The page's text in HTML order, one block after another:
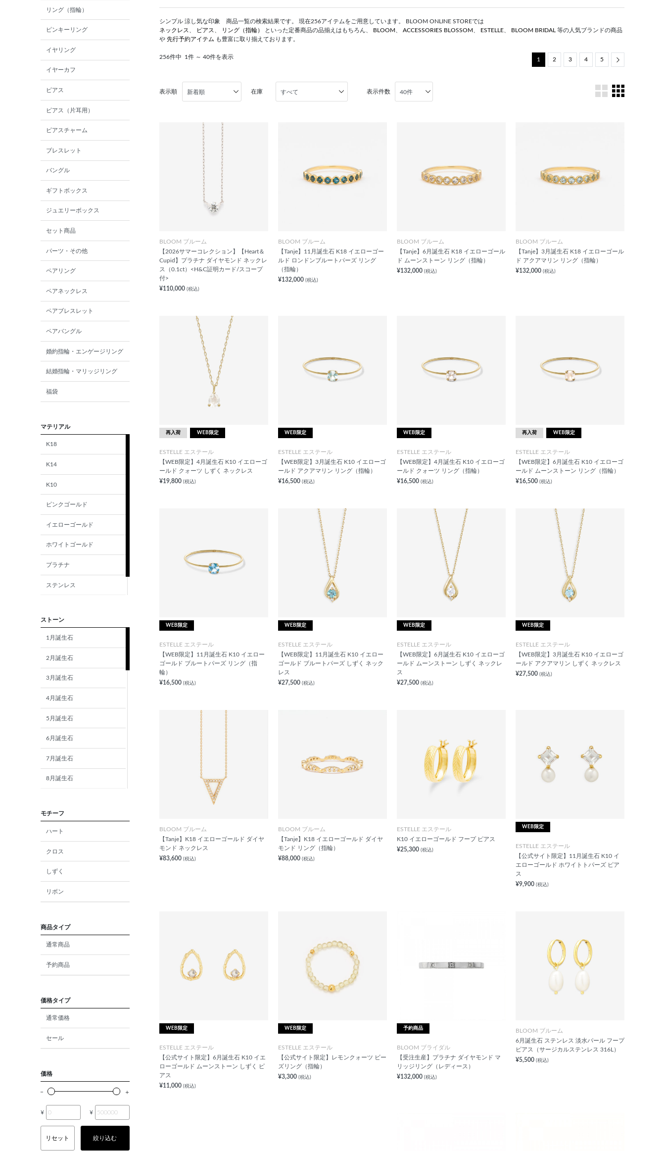
リング（指輪）
ピンキーリング
イヤリング
イヤーカフ
ピアス
ピアス（片耳用）
ピアスチャーム
ブレスレット
バングル
ギフトボックス
ジュエリーボックス
セット商品
パーツ・その他
ペアリング
ペアネックレス
ペアブレスレット
ペアバングル
婚約指輪・エンゲージリング
結婚指輪・マリッジリング
福袋
マテリアル
K18
K14
K10
ピンクゴールド
イエローゴールド
ホワイトゴールド
プラチナ
ステンレス
ストーン
1月誕生石
2月誕生石
3月誕生石
4月誕生石
5月誕生石
6月誕生石
7月誕生石
8月誕生石
エメラルド
パール
ムーンストーン
トルマリン
オパール
モチーフ
ハート
クロス
しずく
リボン
商品タイプ
通常商品
予約商品
価格タイプ
通常価格
セール
価格
¥ ¥
リセット 絞り込む
シンプル 涼し気な印象 商品一覧の検索結果です。 現在256アイテムをご用意しています。 BLOOM ONLINE STOREでは
ネックレス
ピアス リング（指輪） といった定番商品の品揃えはもちろん、 BLOOM ACCESSORIES BLOSSOM ESTELLE BLOOM BRIDAL 等の人気ブランドの商品
や 先行予約アイテム も豊富に取り揃えております。
256件中 1件 ～ 40件を表示 1 2 3 4 5
表示順 在庫 表示件数
BLOOM ブルーム
【2026サマーコレクション】【Heart＆
Cupid】プラチナ ダイヤモンド ネックレ
ス（0.1ct）<H&C証明カード/スコープ
付>
¥110,000 (税込)
BLOOM ブルーム
【Tanje】11月誕生石 K18 イエローゴー
ルド ロンドンブルートパーズ リング
（指輪）
¥132,000 (税込)
BLOOM ブルーム
【Tanje】6月誕生石 K18 イエローゴール
ド ムーンストーン リング（指輪）
¥132,000 (税込)
BLOOM ブルーム
【Tanje】3月誕生石 K18 イエローゴール
ド アクアマリン リング（指輪）
¥132,000 (税込)
再入荷 WEB限定
ESTELLE エステール
【WEB限定】4月誕生石 K10 イエローゴ
ールド クォーツ しずく ネックレス
¥19,800 (税込)
WEB限定
ESTELLE エステール
【WEB限定】3月誕生石 K10 イエローゴ
ールド アクアマリン リング（指輪）
¥16,500 (税込)
WEB限定
ESTELLE エステール
【WEB限定】4月誕生石 K10 イエローゴ
ールド クォーツ リング（指輪）
¥16,500 (税込)
再入荷 WEB限定
ESTELLE エステール
【WEB限定】6月誕生石 K10 イエローゴ
ールド ムーンストーン リング（指輪）
¥16,500 (税込)
WEB限定
ESTELLE エステール
【WEB限定】11月誕生石 K10 イエロー
ゴールド ブルートパーズ リング（指
輪）
¥16,500 (税込)
WEB限定
ESTELLE エステール
【WEB限定】11月誕生石 K10 イエロー
ゴールド ブルートパーズ しずく ネック
レス
¥27,500 (税込)
WEB限定
ESTELLE エステール
【WEB限定】6月誕生石 K10 イエローゴ
ールド ムーンストーン しずく ネックレ
ス
¥27,500 (税込)
WEB限定
ESTELLE エステール
【WEB限定】3月誕生石 K10 イエローゴ
ールド アクアマリン しずく ネックレス
¥27,500 (税込)
BLOOM ブルーム
【Tanje】K18 イエローゴールド ダイヤ
モンド ネックレス
¥83,600 (税込)
BLOOM ブルーム
【Tanje】K18 イエローゴールド ダイヤ
モンド リング（指輪）
¥88,000 (税込)
ESTELLE エステール
K10 イエローゴールド フープ ピアス
¥25,300 (税込)
WEB限定
ESTELLE エステール
【公式サイト限定】11月誕生石 K10 イ
エローゴールド ホワイトトパーズ ピア
ス
¥9,900 (税込)
WEB限定
ESTELLE エステール
【公式サイト限定】6月誕生石 K10 イエ
ローゴールド ムーンストーン しずく ピ
アス
¥11,000 (税込)
WEB限定
ESTELLE エステール
【公式サイト限定】レモンクォーツ ビー
ズリング（指輪）
¥3,300 (税込)
予約商品
BLOOM ブライダル
【受注生産】プラチナ ダイヤモンド マ
リッジリング（レディース）
¥132,000 (税込)
BLOOM ブルーム
6月誕生石 ステンレス 淡水パール フープ
ピアス（サージカルステンレス 316L）
¥5,500 (税込)